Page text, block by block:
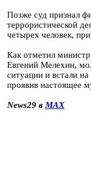
Позже суд признал
террористической
четырех человек,
Как отметил
Евгений Мелехин,
ситуации и встали
проявив настоящее
News29 в MAX